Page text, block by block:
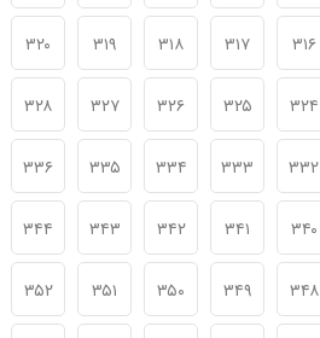
۳۱۶ ۳۱۷ ۳۱۸ ۳۱۹ ۳۲۰
۳۲۴ ۳۲۵ ۳۲۶ ۳۲۷ ۳۲۸
۳۳۲ ۳۳۳ ۳۳۴ ۳۳۵ ۳۳۶
۳۴۰ ۳۴۱ ۳۴۲ ۳۴۳ ۳۴۴
۳۴۸ ۳۴۹ ۳۵۰ ۳۵۱ ۳۵۲